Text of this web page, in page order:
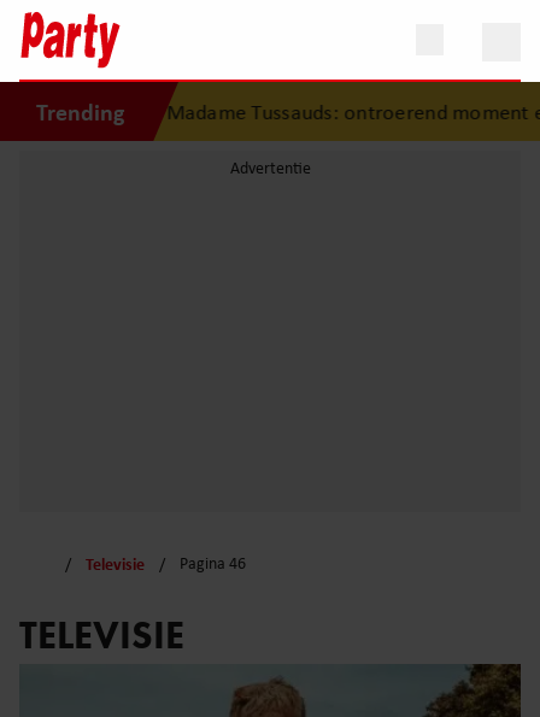
Trending
fan in Madame Tussauds: ontroerend moment eindigt in
Televisie Pagina 46
TELEVISIE